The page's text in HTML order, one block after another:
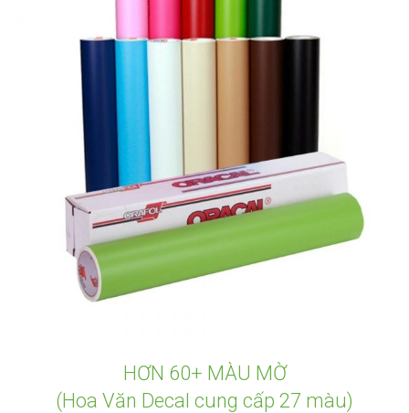
HƠN 60+ MÀU MỜ
(Hoa Văn Decal cung cấp 27 màu)